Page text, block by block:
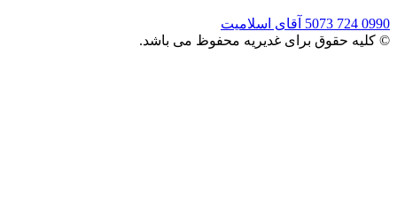
0990 724 5073
آقای اسلامیت
© کلیه حقوق برای غدیریه محفوظ می باشد.